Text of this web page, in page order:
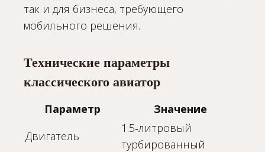
так и для бизнеса, требующего
мобильного решения.
Технические параметры
классического авиатор
Параметр
Значение
Двигатель
1.5‑литровый
турбированный